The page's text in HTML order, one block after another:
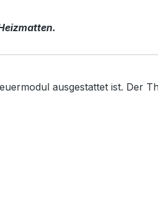
ausgestattet ist. Der